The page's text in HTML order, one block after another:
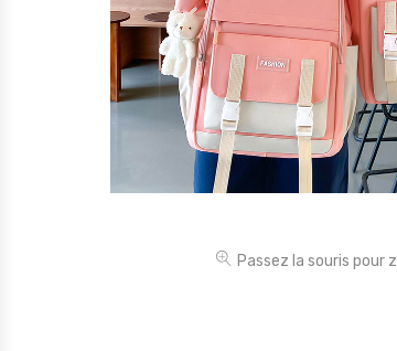
Électronique
Jouets
Maison
Outillages & Bricolage
Passez la souris pour